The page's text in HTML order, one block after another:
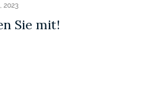
2023
Sie mit!